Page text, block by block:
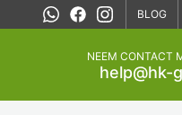
BLOG
NEEM CONTACT
help@hk-